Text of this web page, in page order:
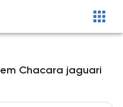
em Chacara jaguari